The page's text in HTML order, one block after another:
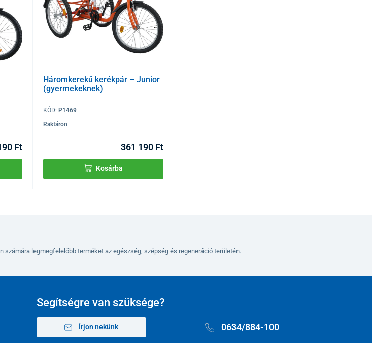
Ft
Háromkerekű kerékpár – Junior
(gyermekeknek)
KÓD: P1469
Raktáron
361 190 Ft
Kosárba
számára legmegfelelőbb terméket az egészség, szépség és regeneráció területén.
Segítségre van szüksége?
Írjon nekünk 0634/884-100